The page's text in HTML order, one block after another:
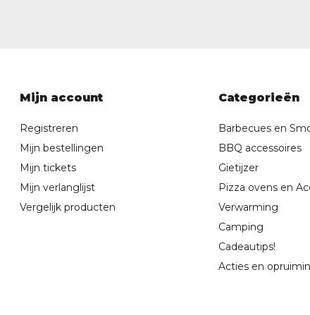
Mijn account
Registreren
Mijn bestellingen
Mijn tickets
Mijn verlanglijst
Vergelijk producten
Categorieën
Barbecues en
BBQ accessoires
Gietijzer
Pizza ovens en
Verwarming
Camping
Cadeautips!
Acties en